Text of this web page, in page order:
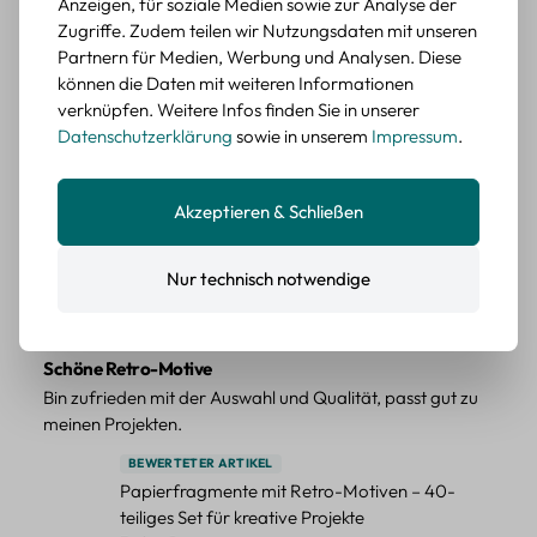
Farbe: F
Durchschnittliche Bewertung von 5 von 5 Sternen
Erika G.diesen Monat Verifizierter Kauf
Tolle Sticker
Schöne Deko-Teile für meine Bücher, es passt zu meinem
Retro Sticker Scrapbooking Set – Mix aus
Farbe: H
Schöne Retro-Motive
Bin zufrieden mit der Auswahl und Qualität, passt gut zu
meinen Projekten.
BEWERTETER ARTIKEL
Papierfragmente mit Retro-Motiven – 40-
teiliges Set für kreative Projekte
Zugriffe. Zudem teilen wir Nutzungsdaten mit unseren
Partnern für Medien, Werbung und Analysen. Diese
können die Daten mit weiteren Informationen
verknüpfen. Weitere Infos finden Sie in unserer
Datenschutzerklärung sowie in unserem Impressum.
Nur technisch notwendige
Akzeptieren & Schließen